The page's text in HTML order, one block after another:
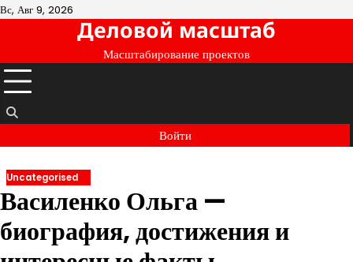
Перейти
Вс, Авг 9, 2026
Деловой масштаб
Масштабирование проектов
Войти
Uncategorised
Василенко Ольга —
биография, достижения и